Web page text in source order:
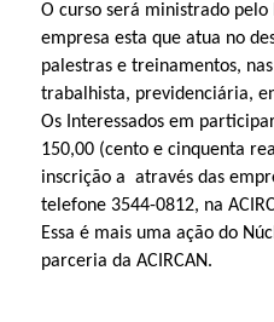
O curso será ministrado pelo
empresa esta que atua no
palestras e treinamentos,
trabalhista, previdenciária,
Os Interessados em
150,00 (cento e cinquenta
inscrição a através das
telefone 3544-0812, na
Essa é mais uma ação do
parceria da ACIRCAN.